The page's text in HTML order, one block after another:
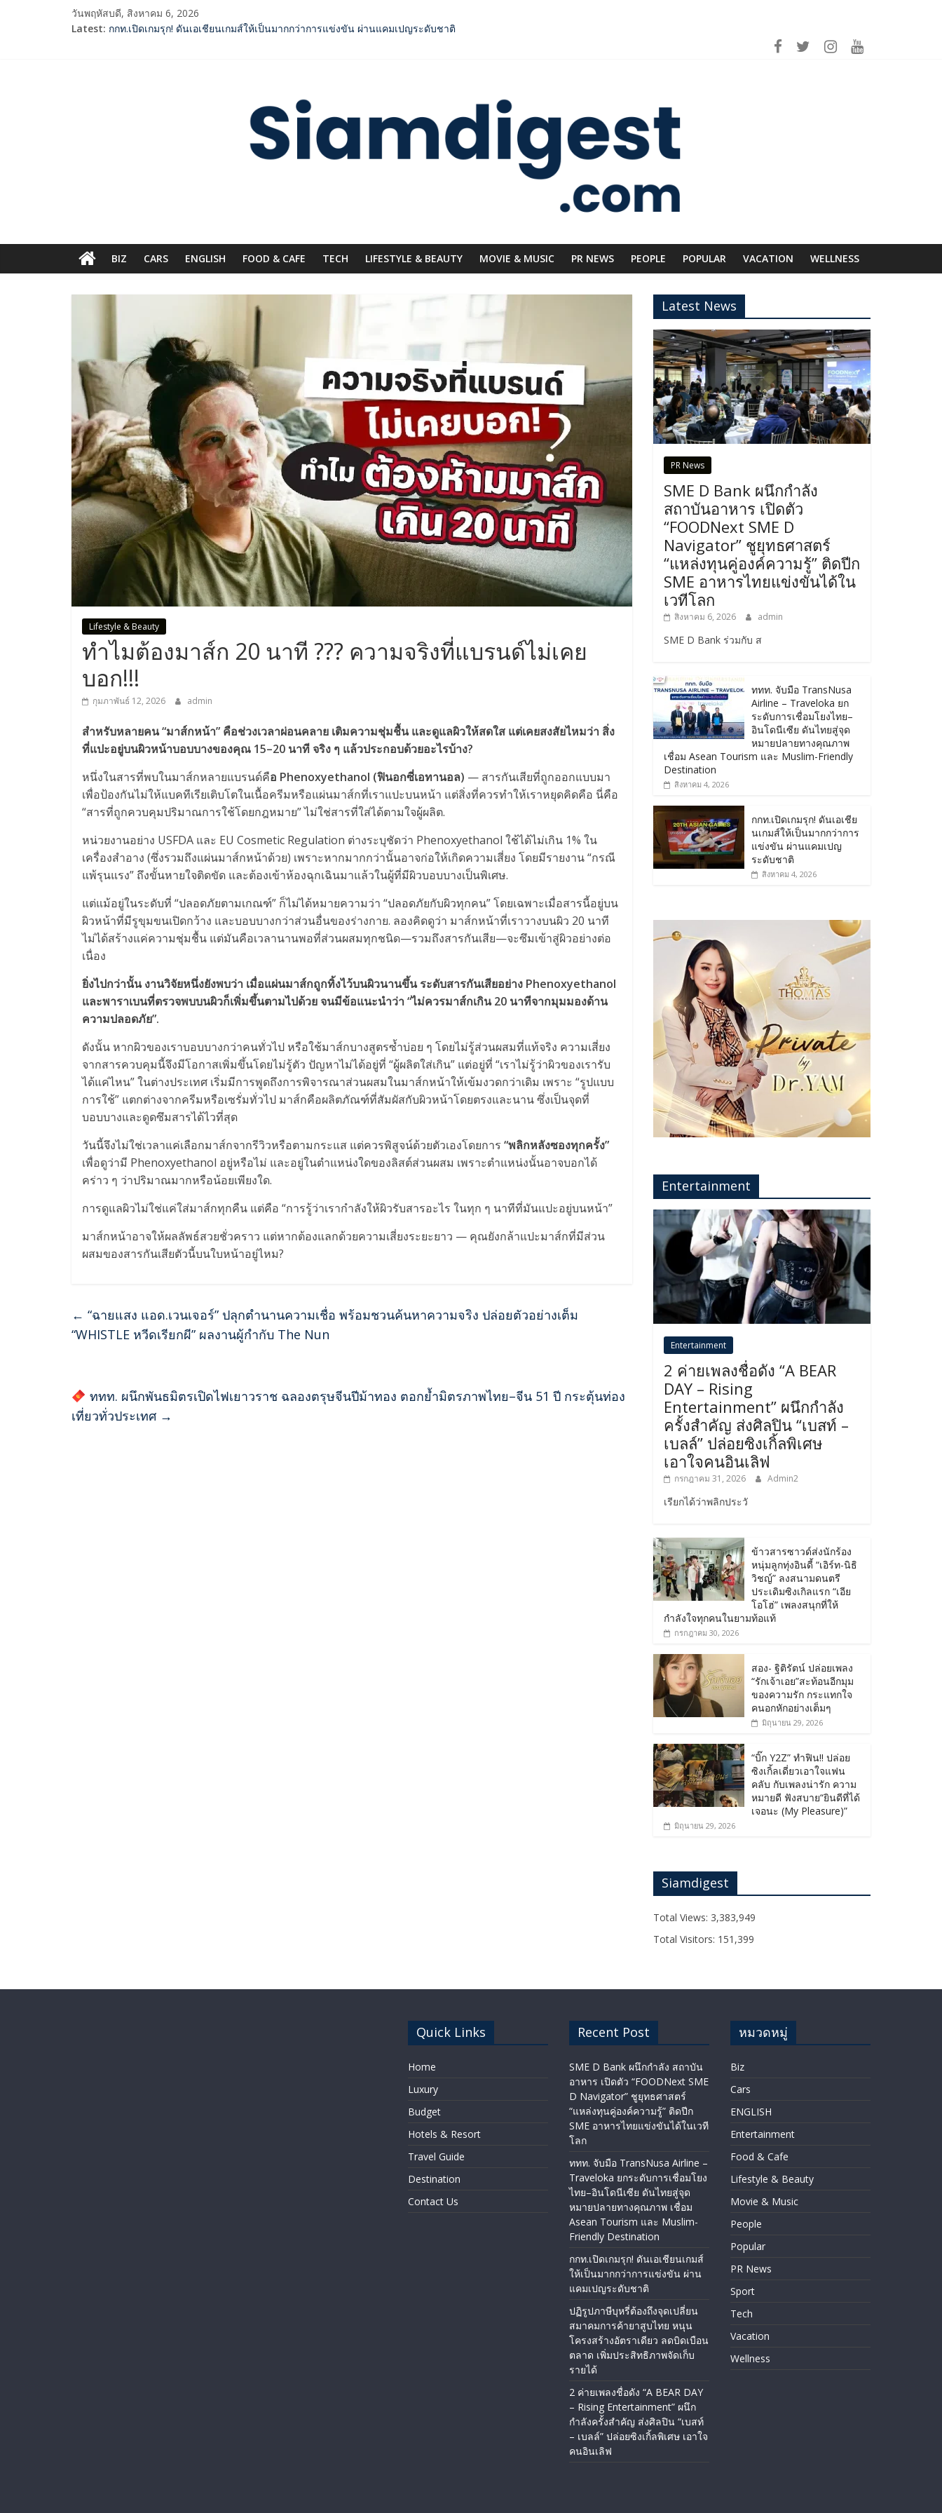
วันพฤหัสบดี, สิงหาคม 6, 2026
Latest:
ททท. จับมือ TransNusa Airline – Traveloka ยกระดับการเชื่อมโยงไทย–อินโดนีเซีย ดันไทยสู่จุดหมายปลายทางคุณภาพ เชื่อม Asean Tourism และ Muslim-Friendly Destination
กกท.เปิดเกมรุก! ดันเอเชียนเกมส์ให้เป็นมากกว่าการแข่งขัน ผ่านแคมเปญระดับชาติ
BIZ CARS ENGLISH​ FOOD & CAFE TECH LIFESTYLE & BEAUTY MOVIE & MUSIC PR NEWS PEOPLE POPULAR VACATION WELLNESS
Lifestyle & Beauty
ทำไมต้องมาส์ก 20 นาที ??? ความจริงที่แบรนด์ไม่เคย
บอก!!!
กุมภาพันธ์ 12, 2026 admin
สำหรับหลายคน “มาส์กหน้า” คือช่วงเวลาผ่อนคลาย เติมความชุ่มชื้น และดูแลผิวให้สดใส แต่เคยสงสัยไหมว่า สิ่ง
ที่แปะอยู่บนผิวหน้าบอบบางของคุณ 15–20 นาที จริง ๆ แล้วประกอบด้วยอะไรบ้าง?
หนึ่งในสารที่พบในมาส์กหลายแบรนด์คือ Phenoxyethanol (ฟินอกซี่เอทานอล) — สารกันเสียที่ถูกออกแบบมา
เพื่อป้องกันไม่ให้แบคทีเรียเติบโตในเนื้อครีมหรือแผ่นมาส์กที่เราแปะบนหน้า แต่สิ่งที่ควรทำให้เราหยุดคิดคือ นี่คือ
“สารที่ถูกควบคุมปริมาณการใช้โดยกฎหมาย” ไม่ใช่สารที่ใส่ได้ตามใจผู้ผลิต.
หน่วยงานอย่าง USFDA และ EU Cosmetic Regulation ต่างระบุชัดว่า Phenoxyethanol ใช้ได้ไม่เกิน 1% ใน
เครื่องสำอาง (ซึ่งรวมถึงแผ่นมาส์กหน้าด้วย) เพราะหากมากกว่านั้นอาจก่อให้เกิดความเสี่ยง โดยมีรายงาน “กรณี
แพ้รุนแรง” ถึงขั้นหายใจติดขัด และต้องเข้าห้องฉุกเฉินมาแล้วในผู้ที่มีผิวบอบบางเป็นพิเศษ.
แต่แม้อยู่ในระดับที่ “ปลอดภัยตามเกณฑ์” ก็ไม่ได้หมายความว่า “ปลอดภัยกับผิวทุกคน” โดยเฉพาะเมื่อสารนี้อยู่บน
ผิวหน้าที่มีรูขุมขนเปิดกว้าง และบอบบางกว่าส่วนอื่นของร่างกาย. ลองคิดดูว่า มาส์กหน้าที่เราวางบนผิว 20 นาที
ไม่ได้สร้างแค่ความชุ่มชื้น แต่มันคือเวลานานพอที่ส่วนผสมทุกชนิด—รวมถึงสารกันเสีย—จะซึมเข้าสู่ผิวอย่างต่อ
เนื่อง
ยิ่งไปกว่านั้น งานวิจัยหนึ่งยังพบว่า เมื่อแผ่นมาส์กถูกทิ้งไว้บนผิวนานขึ้น ระดับสารกันเสียอย่าง Phenoxyethanol
และพาราเบนที่ตรวจพบบนผิวก็เพิ่มขึ้นตามไปด้วย จนมีข้อแนะนำว่า “ไม่ควรมาส์กเกิน 20 นาทีจากมุมมองด้าน
ความปลอดภัย”.
ดังนั้น หากผิวของเราบอบบางกว่าคนทั่วไป หรือใช้มาส์กบางสูตรซ้ำบ่อย ๆ โดยไม่รู้ส่วนผสมที่แท้จริง ความเสี่ยง
จากสารควบคุมนี้จึงมีโอกาสเพิ่มขึ้นโดยไม่รู้ตัว ปัญหาไม่ได้อยู่ที่ “ผู้ผลิตใส่เกิน” แต่อยู่ที่ “เราไม่รู้ว่าผิวของเรารับ
ได้แค่ไหน” ในต่างประเทศ เริ่มมีการพูดถึงการพิจารณาส่วนผสมในมาส์กหน้าให้เข้มงวดกว่าเดิม เพราะ “รูปแบบ
การใช้” แตกต่างจากครีมหรือเซรั่มทั่วไป มาส์กคือผลิตภัณฑ์ที่สัมผัสกับผิวหน้าโดยตรงและนาน ซึ่งเป็นจุดที่
บอบบางและดูดซึมสารได้ไวที่สุด
วันนี้จึงไม่ใช่เวลาแค่เลือกมาส์กจากรีวิวหรือตามกระแส แต่ควรพิสูจน์ด้วยตัวเองโดยการ “พลิกหลังซองทุกครั้ง”
เพื่อดูว่ามี Phenoxyethanol อยู่หรือไม่ และอยู่ในตำแหน่งใดของลิสต์ส่วนผสม เพราะตำแหน่งนั้นอาจบอกได้
คร่าว ๆ ว่าปริมาณมากหรือน้อยเพียงใด.
การดูแลผิวไม่ใช่แค่ใส่มาส์กทุกคืน แต่คือ “การรู้ว่าเรากำลังให้ผิวรับสารอะไร ในทุก ๆ นาทีที่มันแปะอยู่บนหน้า”
มาส์กหน้าอาจให้ผลลัพธ์สวยชั่วคราว แต่หากต้องแลกด้วยความเสี่ยงระยะยาว — คุณยังกล้าแปะมาส์กที่มีส่วน
ผสมของสารกันเสียตัวนี้บนใบหน้าอยู่ไหม?
← “ฉายแสง แอด.เวนเจอร์” ปลุกตำนานความเชื่อ พร้อมชวนค้นหาความจริง ปล่อยตัวอย่างเต็ม
“WHISTLE หวีดเรียกผี” ผลงานผู้กำกับ The Nun
ททท. ผนึกพันธมิตรเปิดไฟเยาวราช ฉลองตรุษจีนปีม้าทอง ตอกย้ำมิตรภาพไทย–จีน 51 ปี กระตุ้นท่อง
เที่ยวทั่วประเทศ →
Latest News
PR News
SME D Bank ผนึกกำลัง
สถาบันอาหาร เปิดตัว
“FOODNext SME D
Navigator” ชูยุทธศาสตร์
“แหล่งทุนคู่องค์ความรู้” ติดปีก
SME อาหารไทยแข่งขันได้ใน
เวทีโลก
สิงหาคม 6, 2026 admin
SME D Bank ร่วมกับ ส
ททท. จับมือ TransNusa
Airline – Traveloka ยก
ระดับการเชื่อมโยงไทย–
อินโดนีเซีย ดันไทยสู่จุด
หมายปลายทางคุณภาพ
เชื่อม Asean Tourism และ Muslim-Friendly
Destination
สิงหาคม 4, 2026
กกท.เปิดเกมรุก! ดันเอเชีย
นเกมส์ให้เป็นมากกว่าการ
แข่งขัน ผ่านแคมเปญ
ระดับชาติ
สิงหาคม 4, 2026
Entertainment
Entertainment
2 ค่ายเพลงชื่อดัง “A BEAR
DAY – Rising
Entertainment” ผนึกกำลัง
ครั้งสำคัญ ส่งศิลปิน “เบสท์ –
เบลล์” ปล่อยซิงเกิ้ลพิเศษ
เอาใจคนอินเลิฟ
กรกฎาคม 31, 2026 Admin2
เรียกได้ว่าพลิกประวั
ข้าวสารซาวด์ส่งนักร้อง
หนุ่มลูกทุ่งอินดี้ “เอิร์ท-นิธิ
วิชญ์” ลงสนามดนตรี
ประเดิมซิงเกิลแรก “เอีย
โอโฮ่” เพลงสนุกที่ให้
กำลังใจทุกคนในยามท้อแท้
กรกฎาคม 30, 2026
สอง- ฐิติรัตน์ ปล่อยเพลง
“รักเจ้าเอย”สะท้อนอีกมุม
ของความรัก กระแทกใจ
คนอกหักอย่างเต็มๆ
มิถุนายน 29, 2026
“บิ๊ก Y2Z” ทำฟิน!! ปล่อย
ซิงเกิ้ลเดี่ยวเอาใจแฟน
คลับ กับเพลงน่ารัก ความ
หมายดี ฟังสบาย“ยินดีที่ได้
เจอนะ (My Pleasure)”
มิถุนายน 29, 2026
Siamdigest
Total Views: 3,383,949
Total Visitors: 151,399
Quick Links
Home
Luxury
Budget
Hotels & Resort
Travel Guide
Destination
Contact Us
Recent Post
SME D Bank ผนึกกำลัง สถาบัน
อาหาร เปิดตัว “FOODNext SME
D Navigator” ชูยุทธศาสตร์
“แหล่งทุนคู่องค์ความรู้” ติดปีก
SME อาหารไทยแข่งขันได้ในเวที
โลก
ททท. จับมือ TransNusa Airline –
Traveloka ยกระดับการเชื่อมโยง
ไทย–อินโดนีเซีย ดันไทยสู่จุด
หมายปลายทางคุณภาพ เชื่อม
Asean Tourism และ Muslim-
Friendly Destination
กกท.เปิดเกมรุก! ดันเอเชียนเกมส์
ให้เป็นมากกว่าการแข่งขัน ผ่าน
แคมเปญระดับชาติ
ปฏิรูปภาษีบุหรี่ต้องถึงจุดเปลี่ยน
สมาคมการค้ายาสูบไทย หนุน
โครงสร้างอัตราเดียว ลดบิดเบือน
ตลาด เพิ่มประสิทธิภาพจัดเก็บ
รายได้
2 ค่ายเพลงชื่อดัง “A BEAR DAY
– Rising Entertainment” ผนึก
กำลังครั้งสำคัญ ส่งศิลปิน “เบสท์
– เบลล์” ปล่อยซิงเกิ้ลพิเศษ เอาใจ
คนอินเลิฟ
หมวดหมู่
Biz
Cars
ENGLISH​
Entertainment
Food & Cafe
Lifestyle & Beauty
Movie & Music
People
Popular
PR News
Sport
Tech
Vacation
Wellness